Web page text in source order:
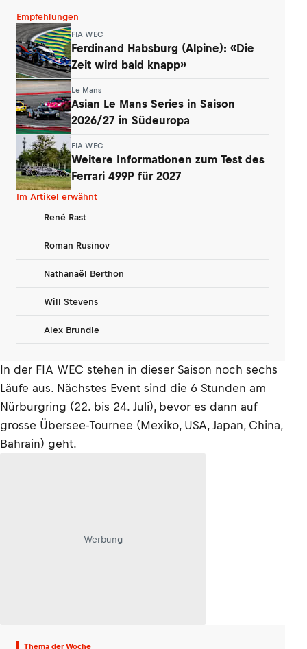
Empfehlungen
FIA WEC
Ferdinand Habsburg (Alpine): «Die
Zeit wird bald knapp»
Le Mans
Asian Le Mans Series in Saison
2026/27 in Südeuropa
FIA WEC
Weitere Informationen zum Test des
Ferrari 499P für 2027
Im Artikel erwähnt
René Rast
Roman Rusinov
Nathanaël Berthon
Will Stevens
Alex Brundle
In der FIA WEC stehen in dieser Saison noch sechs
Läufe aus. Nächstes Event sind die 6 Stunden am
Nürburgring (22. bis 24. Juli), bevor es dann auf
grosse Übersee-Tournee (Mexiko, USA, Japan, China,
Bahrain) geht.
Werbung
Thema der Woche